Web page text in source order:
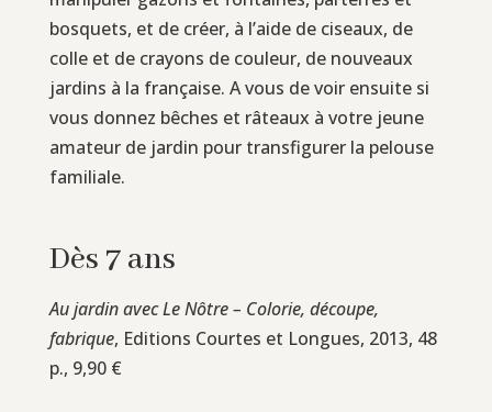
bosquets, et de créer, à l’aide de ciseaux, de
colle et de crayons de couleur, de nouveaux
jardins à la française. A vous de voir ensuite si
vous donnez bêches et râteaux à votre jeune
amateur de jardin pour transfigurer la pelouse
familiale.
Dès 7 ans
Au jardin avec Le Nôtre – Colorie, découpe,
fabrique, Editions Courtes et Longues, 2013, 48
p., 9,90 €